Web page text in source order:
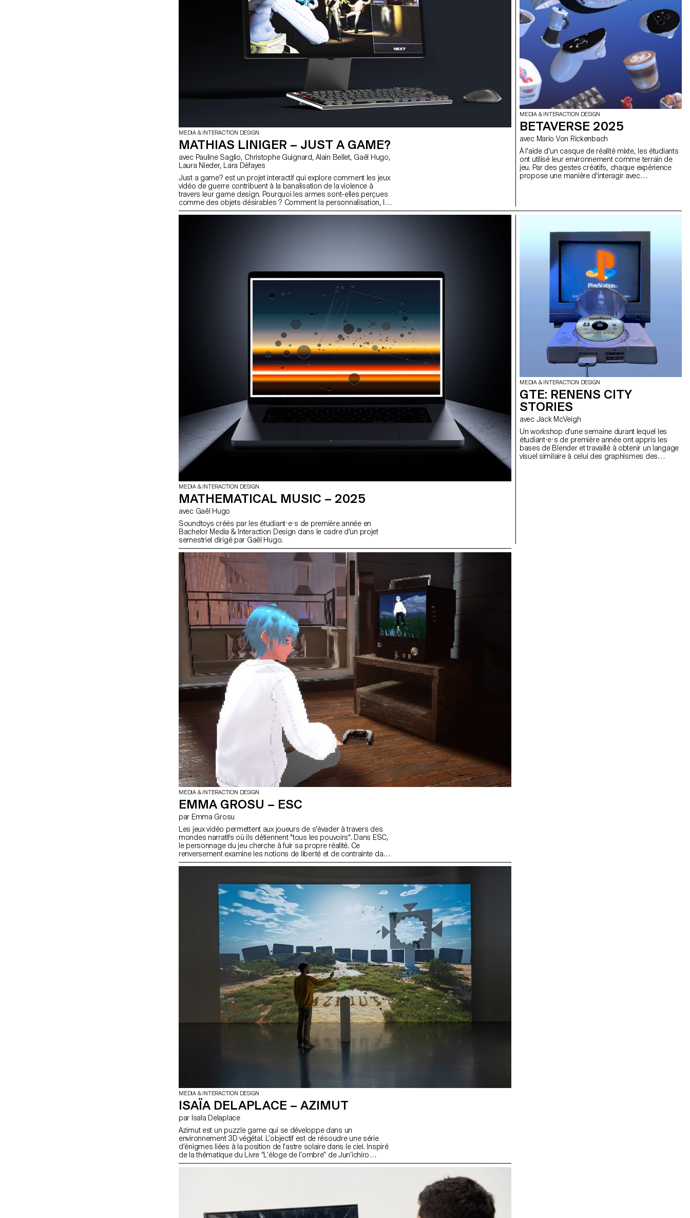
MEDIA & INTERACTION DESIGN
MATHIAS LINIGER – JUST A GAME?
avec Pauline Saglio, Christophe Guignard, Alain Bellet, Gaël Hugo,
Laura Nieder, Lara Défayes
Just a game? est un projet interactif qui explore comment les jeux
vidéo de guerre contribuent à la banalisation de la violence à
travers leur game design. Pourquoi les armes sont-elles perçues
comme des objets désirables ? Comment la personnalisation, les
effets visuels et sonores rendent-ils l’acte de tuer satisfaisant ?
MEDIA & INTERACTION DESIGN
BETAVERSE 2025
avec Mario Von Rickenbach
À l'aide d'un casque de réalité mixte, les étudiants
ont utilisé leur environnement comme terrain de
jeu. Par des gestes créatifs, chaque expérience
propose une manière d'interagir avec
MEDIA & INTERACTION DESIGN
MATHEMATICAL MUSIC – 2025
avec Gaël Hugo
Soundtoys créés par les étudiant·e·s de première année en
Bachelor Media & Interaction Design dans le cadre d'un projet
semestriel dirigé par Gaël Hugo.
MEDIA & INTERACTION DESIGN
GTE: RENENS CITY
STORIES
avec Jack McVeigh
Un workshop d'une semaine durant lequel les
étudiant·e·s de première année ont appris les
bases de Blender et travaillé à obtenir un langage
visuel similaire à celui des graphismes des
MEDIA & INTERACTION DESIGN
EMMA GROSU – ESC
par Emma Grosu
Les jeux vidéo permettent aux joueurs de s'évader à travers des
mondes narratifs où ils détiennent "tous les pouvoirs". Dans ESC,
le personnage du jeu cherche à fuir sa propre réalité. Ce
renversement examine les notions de liberté et de contrainte dans
les jeux vidéo, soulignant ironiquement les limites de notre propre
mouvements, mais au contraire, qu’il en est prisonnier ? ESC m'a
permis d'explorer des concepts d'immersion comme le quatrième
mur et la mise en abyme. Inspirée par des œuvres comme "The
Truman Show" et "Sword Art Online", j'ai illustré comment la
perception de liberté peut être une illusion, tant dans les jeux vidéo
que dans le monde physique.
MEDIA & INTERACTION DESIGN
ISAÏA DELAPLACE – AZIMUT
par Isaïa Delaplace
Azimut est un puzzle game qui se développe dans un
environnement 3D végétal. L’objectif est de résoudre une série
d’énigmes liées à la position de l’astre solaire dans le ciel. Inspiré
de la thématique du Livre “L’éloge de l’ombre” de Jun’ichiro
Tanizaki, contrôler le soleil devient l’élément central du gameplay.
beauté des ombres et des lumières dans un environnement de
plus en plus vivant et riche.